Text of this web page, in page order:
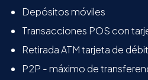
Depósitos móviles
Transacciones POS con
Retirada ATM tarjeta de
P2P - máximo de